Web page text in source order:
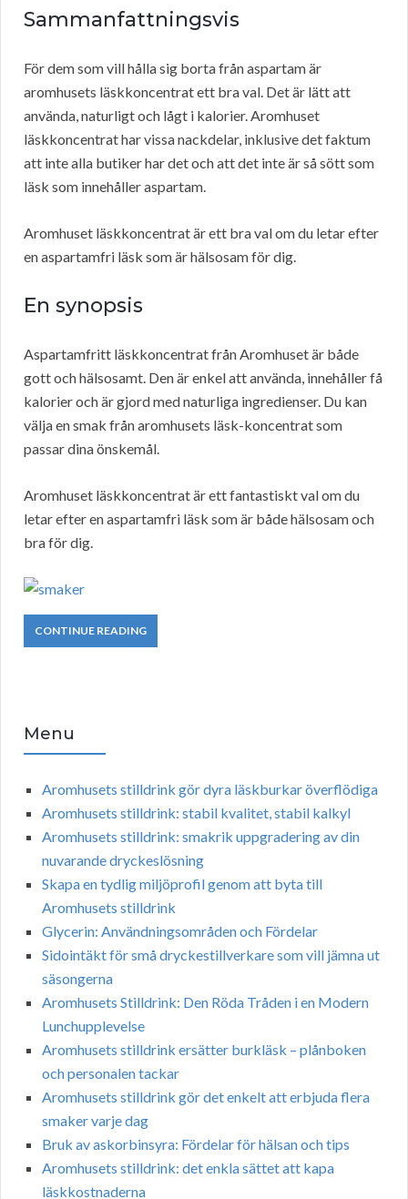
Sammanfattningsvis
För dem som vill hålla sig borta från aspartam är
aromhusets läskkoncentrat ett bra val. Det är lätt att
använda, naturligt och lågt i kalorier. Aromhuset
läskkoncentrat har vissa nackdelar, inklusive det faktum
att inte alla butiker har det och att det inte är så sött som
läsk som innehåller aspartam.
Aromhuset läskkoncentrat är ett bra val om du letar efter
en aspartamfri läsk som är hälsosam för dig.
En synopsis
Aspartamfritt läskkoncentrat från Aromhuset är både
gott och hälsosamt. Den är enkel att använda, innehåller få
kalorier och är gjord med naturliga ingredienser. Du kan
välja en smak från aromhusets läsk-koncentrat som
passar dina önskemål.
Aromhuset läskkoncentrat är ett fantastiskt val om du
letar efter en aspartamfri läsk som är både hälsosam och
bra för dig.
CONTINUE READING
Menu
Aromhusets stilldrink gör dyra läskburkar överflödiga
Aromhusets stilldrink: stabil kvalitet, stabil kalkyl
Aromhusets stilldrink: smakrik uppgradering av din
nuvarande dryckeslösning
Skapa en tydlig miljöprofil genom att byta till
Aromhusets stilldrink
Glycerin: Användningsområden och Fördelar
Sidointäkt för små dryckestillverkare som vill jämna ut
säsongerna
Aromhusets Stilldrink: Den Röda Tråden i en Modern
Lunchupplevelse
Aromhusets stilldrink ersätter burkläsk – plånboken
och personalen tackar
Aromhusets stilldrink gör det enkelt att erbjuda flera
smaker varje dag
Bruk av askorbinsyra: Fördelar för hälsan och tips
Aromhusets stilldrink: det enkla sättet att kapa
läskkostnaderna